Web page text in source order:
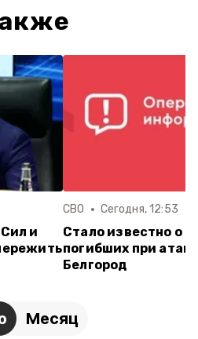
и
СВО Сегодня, 12:53
Стало известно о
погибших при
Белгород
Месяц